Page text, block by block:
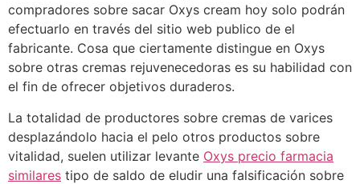
compradores sobre sacar Oxys cream hoy solo podrán
efectuarlo en través del sitio web publico de el
fabricante. Cosa que ciertamente distingue en Oxys
sobre otras cremas rejuvenecedoras es su habilidad con
el fin de ofrecer objetivos duraderos.
La totalidad de productores sobre cremas de varices
desplazándolo hacia el pelo otros productos sobre
vitalidad, suelen utilizar levante Oxys precio farmacia
similares tipo de saldo de eludir una falsificación sobre